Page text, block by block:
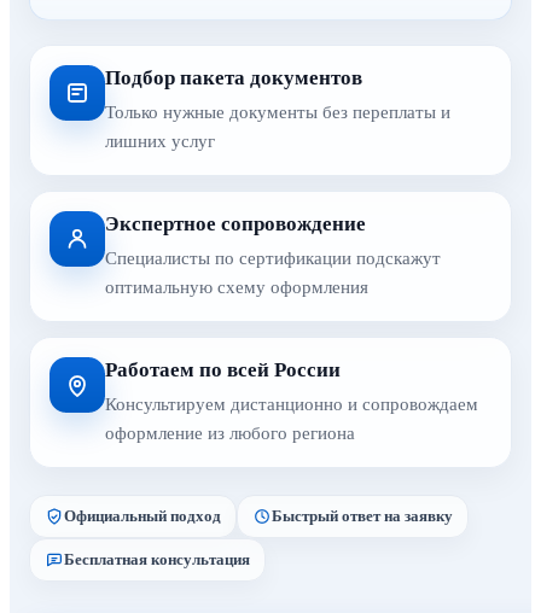
Подбор пакета документов
Только нужные документы без переплаты и
лишних услуг
Экспертное сопровождение
Специалисты по сертификации подскажут
оптимальную схему оформления
Работаем по всей России
Консультируем дистанционно и сопровождаем
оформление из любого региона
Официальный подход Быстрый ответ на заявку
Бесплатная консультация